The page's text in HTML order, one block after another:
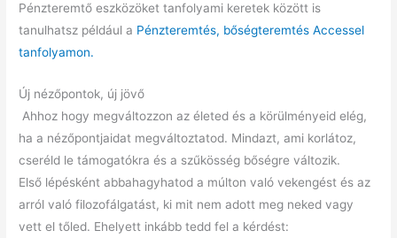
Pénzteremtő eszközöket tanfolyami keretek között is
tanulhatsz például a Pénzteremtés, bőségteremtés Accessel
tanfolyamon.
Új nézőpontok, új jövő
Ahhoz hogy megváltozzon az életed és a körülményeid elég,
ha a nézőpontjaidat megváltoztatod. Mindazt, ami korlátoz,
cseréld le támogatókra és a szűkösség bőségre változik.
Első lépésként abbahagyhatod a múlton való vekengést és az
arról való filozofálgatást, ki mit nem adott meg neked vagy
vett el tőled. Ehelyett inkább tedd fel a kérdést: